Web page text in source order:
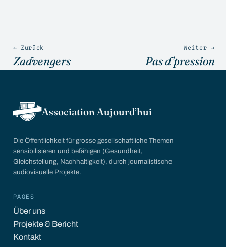
← Zurück
Zadvengers
Weiter →
Pas d’pression
Association Aujourd’hui
Die Öffentlichkeit für grosse gesellschaftliche Themen
sensibilisieren und befähigen (Gesundheit,
Gleichstellung, Nachhaltigkeit), durch journalistische
audiovisuelle Projekte.
PAGES
Über uns
Projekte & Bericht
Kontakt